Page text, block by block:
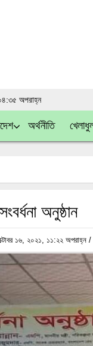
অপরাহ্ন
অর্থনীতি
অনুষ্ঠান
১৬, ২০২১, ১১:২২ অপরাহ্ন /